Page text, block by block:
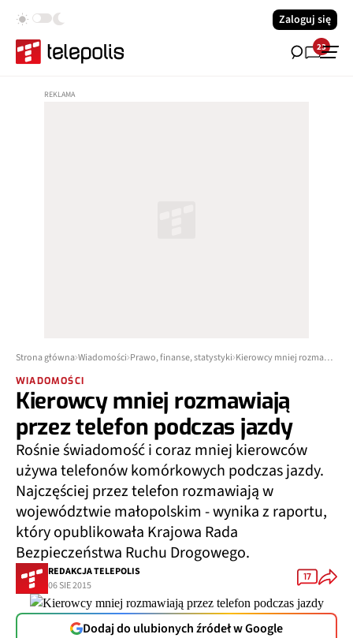
Zaloguj się
23
Strona główna Wiadomości Prawo, finanse, statystyki Kierowcy mniej rozmawiają przez telefon podczas jazdy
WIADOMOŚCI
Kierowcy mniej rozmawiają
przez telefon podczas jazdy
Rośnie świadomość i coraz mniej kierowców
używa telefonów komórkowych podczas jazdy.
Najczęściej przez telefon rozmawiają w
województwie małopolskim - wynika z raportu,
który opublikowała Krajowa Rada
Bezpieczeństwa Ruchu Drogowego.
REDAKCJA TELEPOLIS
06 SIE 2015
17
Dodaj do ulubionych źródeł w Google